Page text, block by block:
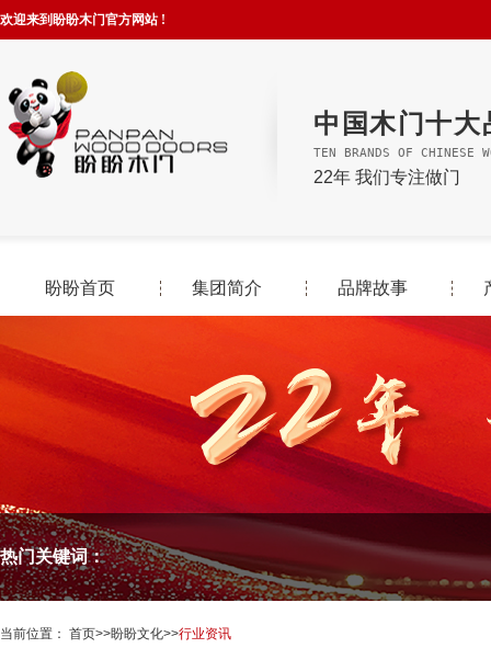
欢迎来到盼盼木门官方网站 !
中国木门十大
TEN BRANDS OF CHINESE
22年 我们专注做门
盼盼首页 集团简介 品牌故事
热门关键词：
当前位置： 首页>>盼盼文化>>行业资讯